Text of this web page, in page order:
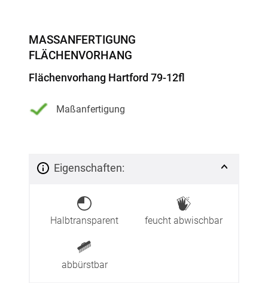
MASSANFERTIGUNG F
LÄCHENVORHANG
Flächenvorhang Hartford 79-12fl
Maßanfertigung
Eigenschaften:
Halbtransparent feucht abwischbar
abbürstbar